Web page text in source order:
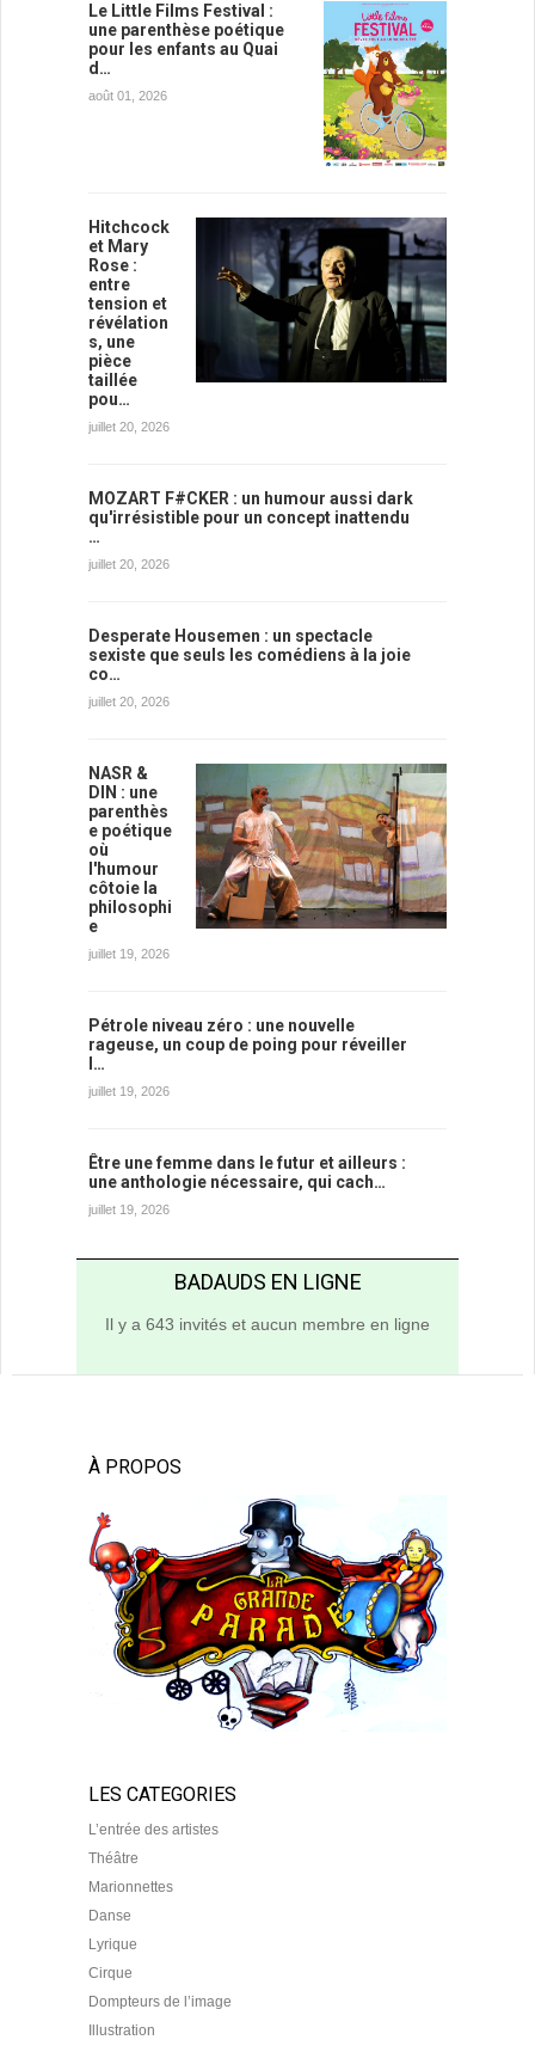
Le Little Films Festival :
une parenthèse poétique
pour les enfants au Quai
d…
août 01, 2026
Hitchcock
et Mary
Rose :
entre
tension et
révélation
s, une
pièce
taillée
pou…
juillet 20, 2026
MOZART F#CKER : un humour aussi dark
qu'irrésistible pour un concept inattendu
…
juillet 20, 2026
Desperate Housemen : un spectacle
sexiste que seuls les comédiens à la joie
co…
juillet 20, 2026
NASR &
DIN : une
parenthès
e poétique
où
l'humour
côtoie la
philosophi
e
juillet 19, 2026
Pétrole niveau zéro : une nouvelle
rageuse, un coup de poing pour réveiller
l…
juillet 19, 2026
Être une femme dans le futur et ailleurs :
une anthologie nécessaire, qui cach…
juillet 19, 2026
BADAUDS EN LIGNE
Il y a 643 invités et aucun membre en ligne
À PROPOS
LES CATEGORIES
L’entrée des artistes
Théâtre
Marionnettes
Danse
Lyrique
Cirque
Dompteurs de l’image
Illustration